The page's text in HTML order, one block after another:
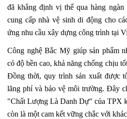
đã khẳng định vị thế qua hàng
cung cấp nhà vệ sinh di động cho
ứng nhu cầu xây dựng công trình tại
Công nghệ Bắc Mỹ giúp sản phẩm
có độ bền cao, khả năng chống chịu
Đồng thời, quy trình sản xuất được
lãng phí và bảo vệ môi trường. Đây
"Chất Lượng Là Danh Dự" của TPX
còn là một cam kết vững chắc với